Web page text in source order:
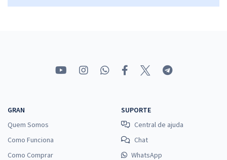
GRAN
Quem Somos
Como Funciona
Como Comprar
SUPORTE
Central de ajuda
Chat
WhatsApp